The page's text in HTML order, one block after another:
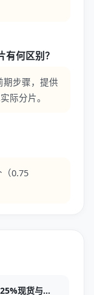
何区别？
步骤，提供
际分片。
0.75
现货与